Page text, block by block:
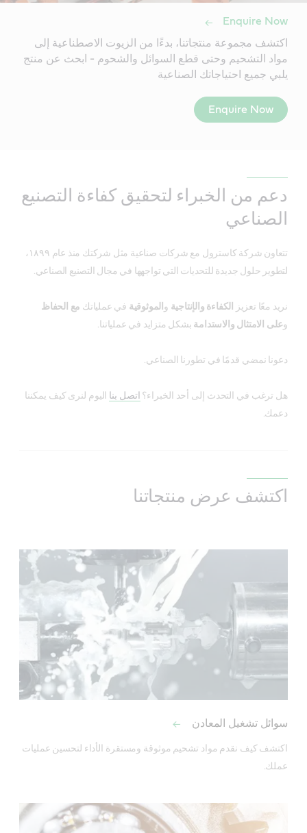
Enquire Now
اكتشف مجموعة منتجاتنا، بدءًا من الزيوت الاصطناعية إلى
مواد التشحيم وحتى قطع السوائل والشحوم - ابحث عن منتج
يلبي جميع احتياجاتك الصناعية
Enquire Now
دعم من الخبراء لتحقيق كفاءة التصنيع
الصناعي
تتعاون شركة كاسترول مع شركات صناعية مثل شركتك منذ عام ١٨٩٩،
لتطوير حلول جديدة للتحديات التي تواجهها في مجال التصنيع الصناعي.
نريد معًا تعزيز الكفاءة والإنتاجية و الموثوقية في عملياتك مع الحفاظ
وعلى الامتثال والاستدامة بشكل متزايد في عملياتنا.
دعونا نمضي قدمًا في تطورنا الصناعي.
هل ترغب في التحدث إلى أحد الخبراء؟ اتصل بنا
اليوم لنرى كيف يمكننا
دعمك.
اكتشف عرض منتجاتنا
سوائل تشغيل المعادن
عملك.